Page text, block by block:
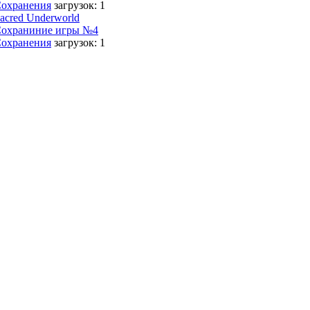
загрузок: 1
Underworld
игры №4
загрузок: 1